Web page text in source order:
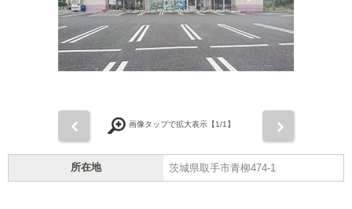
画像タップで拡大表示【1/1】
所在地 茨城県取手市青柳474-1